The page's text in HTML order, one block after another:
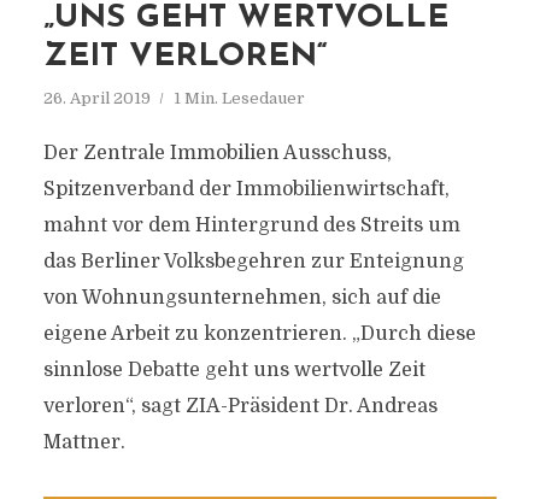
„UNS GEHT WERTVOLLE
ZEIT VERLOREN“
26. April 2019 1 Min. Lesedauer
Der Zentrale Immobilien Ausschuss,
Spitzenverband der Immobilienwirtschaft,
mahnt vor dem Hintergrund des Streits um
das Berliner Volksbegehren zur Enteignung
von Wohnungsunternehmen, sich auf die
eigene Arbeit zu konzentrieren. „Durch diese
sinnlose Debatte geht uns wertvolle Zeit
verloren“, sagt ZIA-Präsident Dr. Andreas
Mattner.